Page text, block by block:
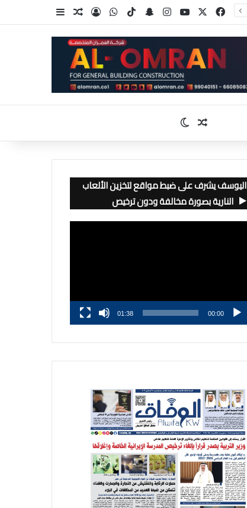
فيسبوك ‫YouTubeانستقرامسناب تشات
‫TikTokواتسابتسجيل الدخول
مقال عشوائي
إضافة عمود
مقال عشوائي
الوضع المظلم
اليوسف يشرف على ضبط مواقع لتخزين الألعاب
النارية بصورة مخالفة ودون ترخيص
00:00
01:38